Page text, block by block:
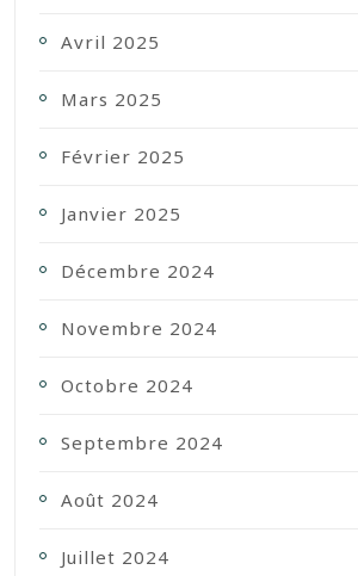
Avril 2025
Mars 2025
Février 2025
Janvier 2025
Décembre 2024
Novembre 2024
Octobre 2024
Septembre 2024
Août 2024
Juillet 2024